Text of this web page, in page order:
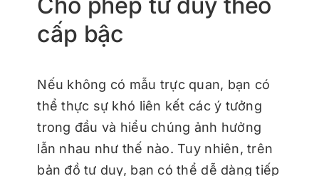
Cho phép tư duy theo
cấp bậc
Nếu không có mẫu trực quan, bạn có
thể thực sự khó liên kết các ý tưởng
trong đầu và hiểu chúng ảnh hưởng
lẫn nhau như thế nào. Tuy nhiên, trên
bản đồ tư duy, bạn có thể dễ dàng tiếp